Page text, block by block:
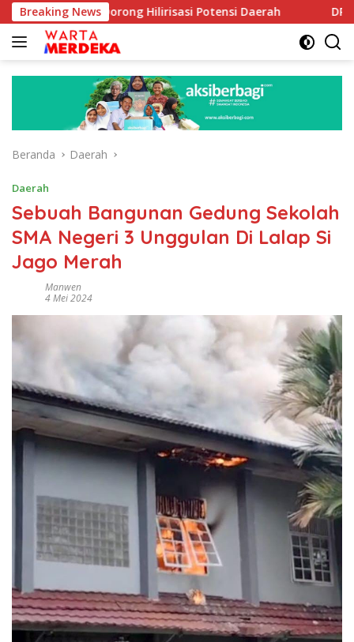
Langsung
ke
konten
Breaking News
Dorong Hilirisasi Potensi Daerah DPR Dorong
Beranda Daerah
Daerah
Sebuah Bangunan Gedung Sekolah
SMA Negeri 3 Unggulan Di Lalap Si
Jago Merah
Manwen
4 Mei 2024